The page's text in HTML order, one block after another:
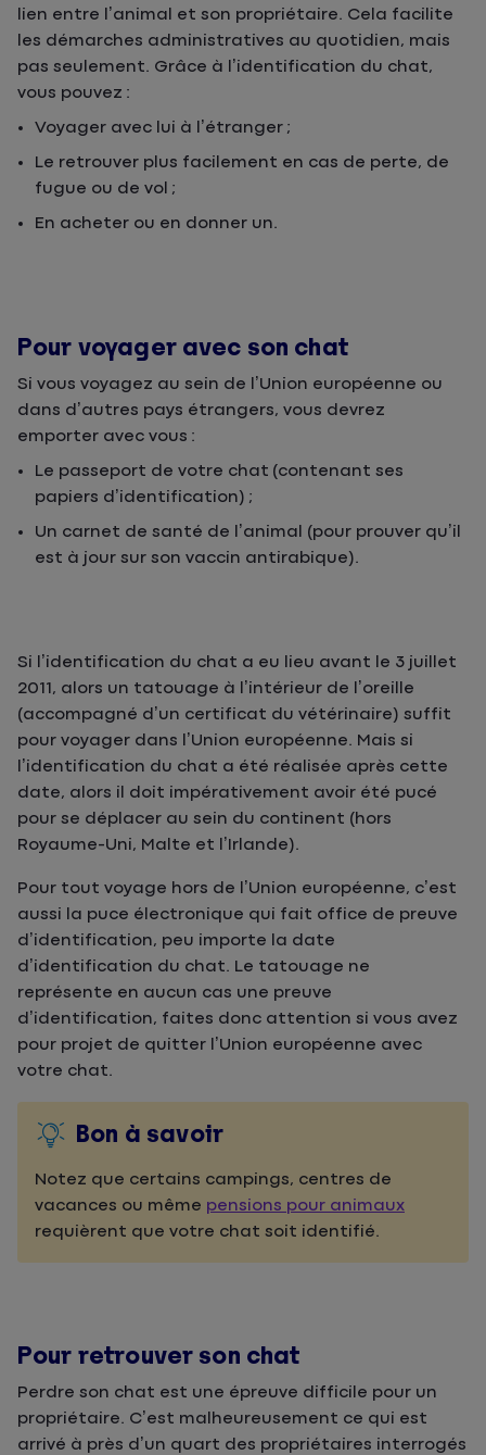
lien entre l’animal et son propriétaire. Cela facilite
les démarches administratives au quotidien, mais
pas seulement. Grâce à l’identification du chat,
vous pouvez :
Voyager avec lui à l’étranger ;
Le retrouver plus facilement en cas de perte, de
fugue ou de vol ;
En acheter ou en donner un.
Pour voyager avec son chat
Si vous voyagez au sein de l’Union européenne ou
dans d’autres pays étrangers, vous devrez
emporter avec vous :
Le passeport de votre chat (contenant ses
papiers d’identification) ;
Un carnet de santé de l’animal (pour prouver qu’il
est à jour sur son vaccin antirabique).
Si l’identification du chat a eu lieu avant le 3 juillet
2011, alors un tatouage à l’intérieur de l’oreille
(accompagné d’un certificat du vétérinaire) suffit
pour voyager dans l’Union européenne. Mais si
l’identification du chat a été réalisée après cette
date, alors il doit impérativement avoir été pucé
pour se déplacer au sein du continent (hors
Royaume-Uni, Malte et l’Irlande).
Pour tout voyage hors de l’Union européenne, c’est
aussi la puce électronique qui fait office de preuve
d’identification, peu importe la date
d’identification du chat. Le tatouage ne
représente en aucun cas une preuve
d’identification, faites donc attention si vous avez
pour projet de quitter l’Union européenne avec
votre chat.
Bon à savoir
Notez que certains campings, centres de
vacances ou même pensions pour animaux
requièrent que votre chat soit identifié.
Pour retrouver son chat
Perdre son chat est une épreuve difficile pour un
propriétaire. C’est malheureusement ce qui est
arrivé à près d’un quart des propriétaires interrogés